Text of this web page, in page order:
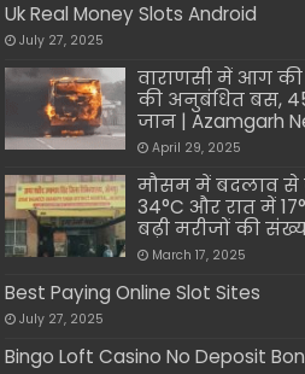
Uk Real Money Slots Android
July 27, 2025
वाराणसी में आग
की अनुबंधित बस,
जान | Azamgarh
April 29, 2025
मौसम में बदलाव से
34°C और रात में
बढ़ी मरीजों की
March 17, 2025
Best Paying Online Slot Sites
July 27, 2025
Bingo Loft Casino No Deposit